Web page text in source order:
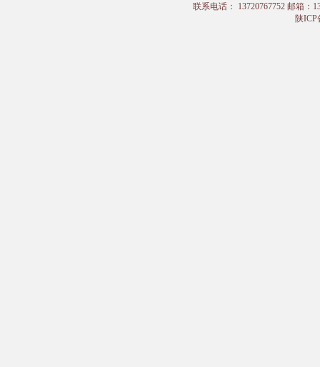
联系电话： 13720767752 邮箱：
陕ICP